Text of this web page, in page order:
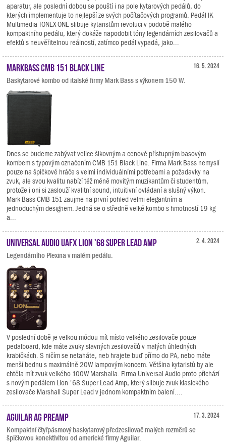
aparatur, ale poslední dobou se pouští i na pole kytarových pedálů, do
kterých implementuje to nejlepší ze svých počítačových programů. Pedál IK
Multimedia TONEX ONE slibuje kytaristům revoluci v podobě malého
kompaktního pedálu, který dokáže napodobit tóny legendárních zesilovačů a
efektů s neuvěřitelnou reálností, zatímco pedál vypadá, jako...
16. 5. 2024
Markbass CMB 151 Black Line
Baskytarové kombo od italské firmy Mark Bass s výkonem 150 W.
Dnes se budeme zabývat velice šikovným a cenově přístupným basovým
kombem s typovým označením CMB 151 Black Line. Firma Mark Bass nemyslí
pouze na špičkové hráče s velmi individuálními potřebami a požadavky na
zvuk, ale svou kvalitu nabízí též méně movitým muzikantům či studentům,
protože i oni si zaslouží kvalitní sound, intuitivní ovládaní a slušný výkon.
Mark Bass CMB 151 zaujme na první pohled velmi elegantním a
jednoduchým designem. Jedná se o středně velké kombo s hmotností 19 kg
a...
2. 4. 2024
Universal Audio UAFX Lion '68 Super Lead Amp
Legendárního Plexina v malém pedálu.
V poslední době je velkou módou mít místo velkého zesilovače pouze
pedalboard, kde máte zvuky slavných zesilovačů v malých úhledných
krabičkách. S ničím se netaháte, neb hrajete buď přímo do PA, nebo máte
menší bednu s maximálně 20W lampovým koncem. Většina kytaristů by ale
chtěla mít zvuk velkého 100W Marshalla. Firma Universal Audio proto přichází
s novým pedálem Lion '68 Super Lead Amp, který slibuje zvuk klasického
zesilovače Marshall Super Lead v jednom kompaktním balení....
17. 3. 2024
Aguilar AG Preamp
Kompaktní čtyřpásmový baskytarový předzesilovač malých rozměrů se
špičkovou konektivitou od americké firmy Aguilar.